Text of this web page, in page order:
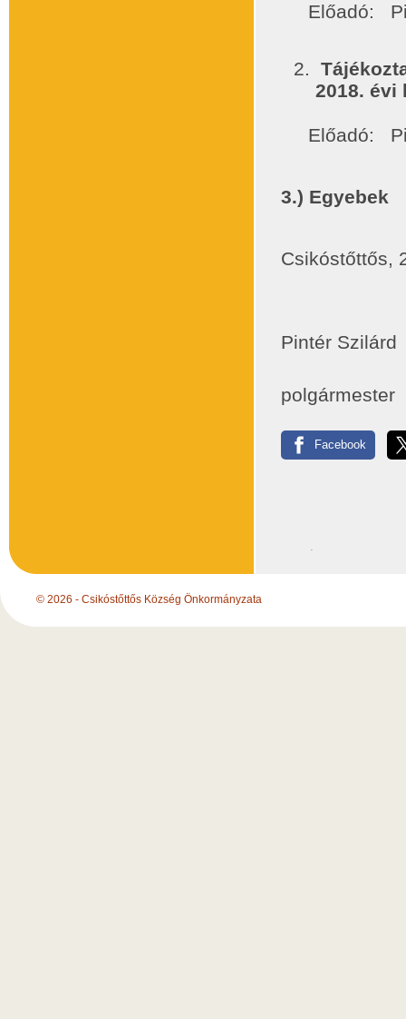
Előadó:
2018. évi
Előadó:
3.) Egyebek
Csikóstőttős,
Pintér Szilárd
polgármester
Facebook
© 2026 - Csikóstőttős Község Önkormányzata